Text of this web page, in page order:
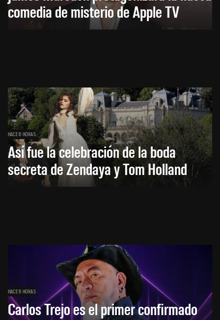
comedia de misterio de Apple TV
HACE 6 HORAS
Así fue la celebración de la boda
secreta de Zendaya y Tom Holland
HACE 6 HORAS
Carlos Trejo es el primer confirmado